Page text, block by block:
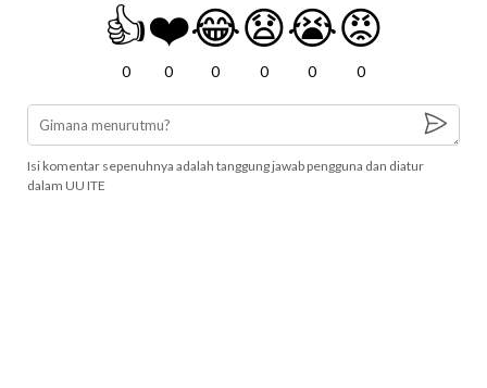
👍
0
❤️
0
😂
0
😧
0
😭
0
😡
0
Isi komentar sepenuhnya adalah tanggung jawab pengguna dan diatur
dalam UU ITE